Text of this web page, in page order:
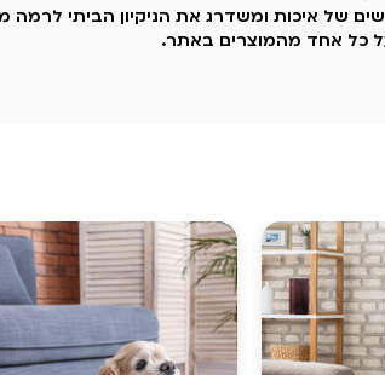
של איכות ומשדרג את הניקיון הביתי לרמה
כל אחד מהמוצרים באתר.